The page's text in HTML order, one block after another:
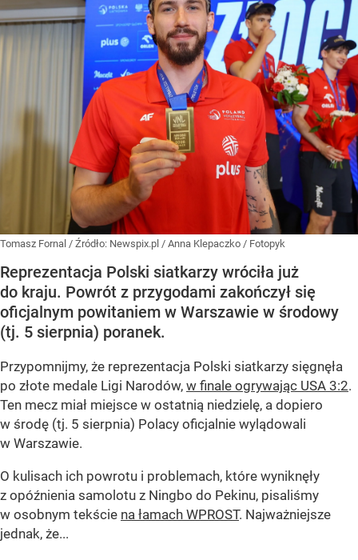
Tomasz Fornal / Źródło: Newspix.pl / Anna Klepaczko / Fotopyk
Reprezentacja Polski siatkarzy wróciła już
do kraju. Powrót z przygodami zakończył się
oficjalnym powitaniem w Warszawie w środowy
(tj. 5 sierpnia) poranek.
Przypomnijmy, że reprezentacja Polski siatkarzy sięgnęła
po złote medale Ligi Narodów, w finale ogrywając USA 3:2.
Ten mecz miał miejsce w ostatnią niedzielę, a dopiero
w środę (tj. 5 sierpnia) Polacy oficjalnie wylądowali
w Warszawie.
O kulisach ich powrotu i problemach, które wyniknęły
z opóźnienia samolotu z Ningbo do Pekinu, pisaliśmy
w osobnym tekście na łamach WPROST. Najważniejsze
jednak, że...